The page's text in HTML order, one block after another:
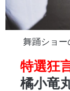
舞踊ショ
特選狂
橘小竜